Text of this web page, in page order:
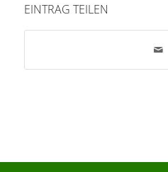
EINTRAG TEILEN